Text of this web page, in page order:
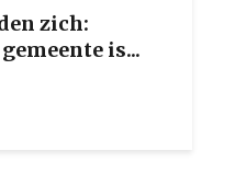
zich:
is...